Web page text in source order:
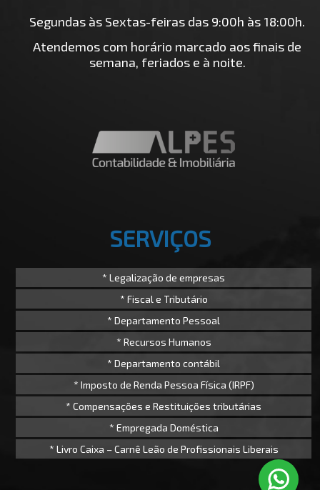
Segundas às Sextas-feiras das 9:00h às 18:00h.
Atendemos com horário marcado aos finais de
semana, feriados e à noite.
SERVIÇOS
* Legalização de empresas
* Fiscal e Tributário
* Departamento Pessoal
* Recursos Humanos
* Departamento contábil
* Imposto de Renda Pessoa Física (IRPF)
* Compensações e Restituições tributárias
* Empregada Doméstica
* Livro Caixa – Carnê Leão de Profissionais Liberais